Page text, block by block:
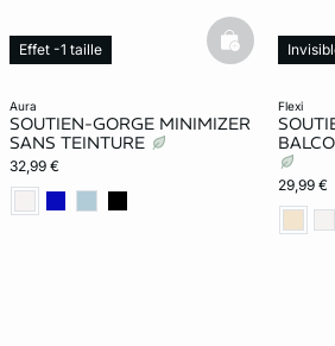
aura
SOUTIEN-GORGE MINIMIZER
SANS TEINTURE
32,99 €
Effet -1 taille basketfull
flexi
29,99 €